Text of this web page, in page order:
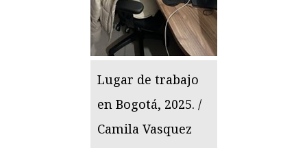
Lugar de trabajo
en Bogotá, 2025. /
Camila Vasquez